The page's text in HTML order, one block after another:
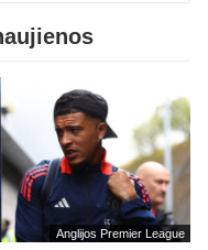
Anglijos Premier League